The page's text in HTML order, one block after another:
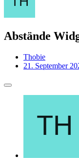
Abstände
Thobie
21. September